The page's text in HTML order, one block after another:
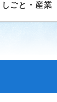
しごと・産業